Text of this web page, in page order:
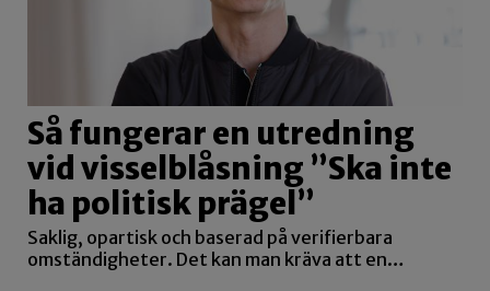
Så fungerar en utredning
vid visselblåsning ”Ska inte
ha politisk prägel”
Saklig, opartisk och baserad på verifierbara
omständigheter. Det kan man kräva att en…